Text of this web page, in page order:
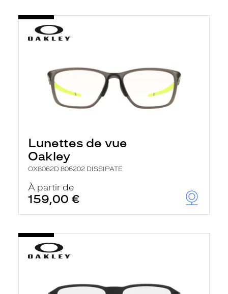
Lunettes de vue
Oakley
OX8062D 806202 DISSIPATE
À partir de
159,00 €